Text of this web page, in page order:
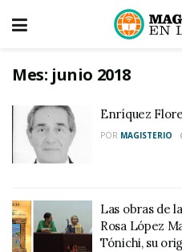
Mes: junio 2018
Enríquez
POR MAGISTERIO
Las obras de
Rosa López
Tónichi, su